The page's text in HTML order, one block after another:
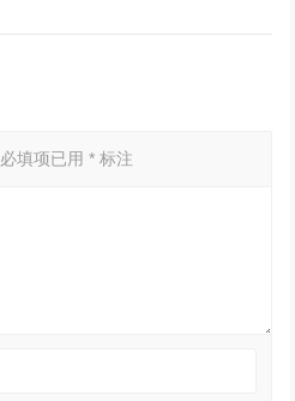
必填项已用* 标注